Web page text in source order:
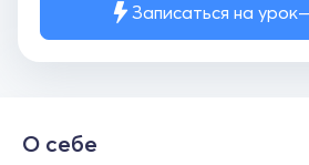
Записаться на урок
О себе